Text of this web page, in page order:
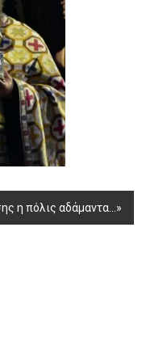
η πόλις αδάμαντα…»